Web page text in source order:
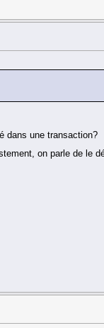
dans une transaction?
on parle de le